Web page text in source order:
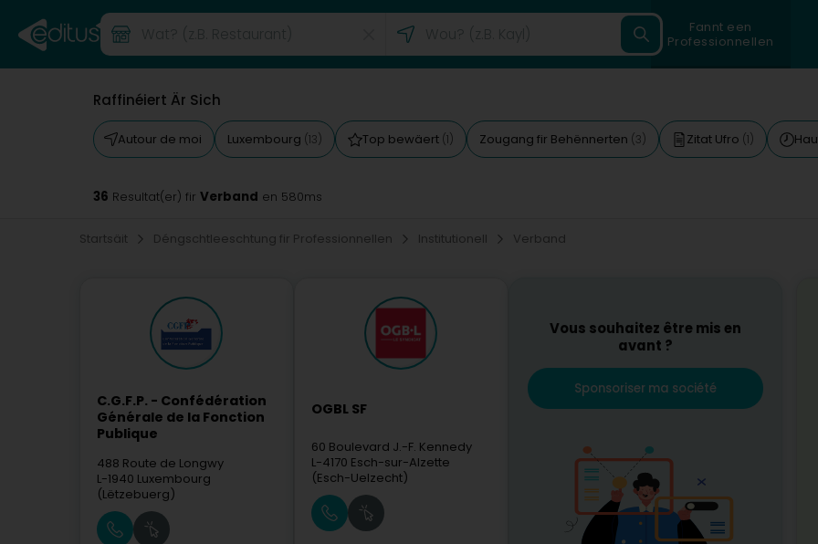
Fannt een
Professionnellen
Raffinéiert Är Sich
Autour de moi Luxembourg (13) Top bewäert (1) Zougang fir Behënnerten (3) Zitat Ufro (1)
36 Resultat(er) fir Verband en 580ms
Startsäit Déngschtleeschtung fir Professionnellen Institutionell Verband
C.G.F.P. - Confédération
Générale de la Fonction
Publique
488 Route de Longwy
L-1940 Luxembourg
(Lëtzebuerg)
OGBL SF
60 Boulevard J.-F. Kennedy
L-4170 Esch-sur-Alzette
(Esch-Uelzecht)
Vous souhaitez être mis en
avant ?
Sponsoriser ma société